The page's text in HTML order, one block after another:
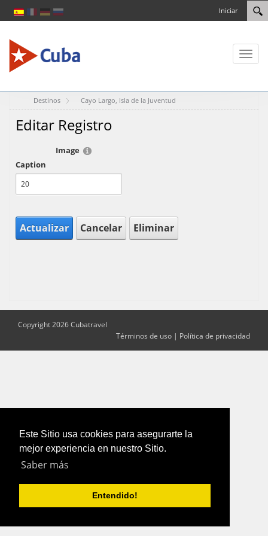
Este Sitio usa cookies para asegurarte la
mejor experiencia en nuestro Sitio.
Saber más
Entendido!
Iniciar
Toggle
Destinos Cayo Largo, Isla de la Juventud
Editar Registro
Image
Caption
Actualizar Cancelar Eliminar
Copyright 2026 Cubatravel
Términos de uso | Política de privacidad